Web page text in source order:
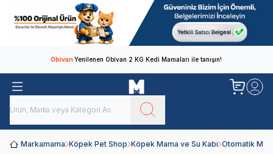
ObivanYenilenen Obivan 2 KG Kedi Mamaları ile tanışın!
Markamama Köpek Pet Shop Köpek Mama ve Su Kabı Otomatik